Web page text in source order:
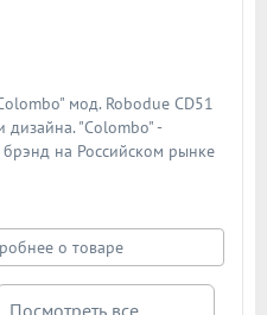
мод. Robodue CD51
дизайна. "Colombo" -
на Российском рынке
о товаре